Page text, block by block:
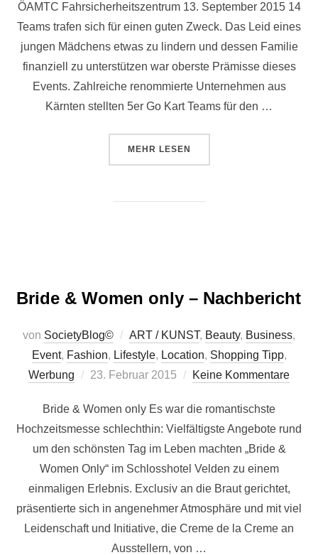
ÖAMTC Fahrsicherheitszentrum 13. September 2015 14
Teams trafen sich für einen guten Zweck. Das Leid eines
jungen Mädchens etwas zu lindern und dessen Familie
finanziell zu unterstützen war oberste Prämisse dieses
Events. Zahlreiche renommierte Unternehmen aus
Kärnten stellten 5er Go Kart Teams für den …
MEHR ÜBER „GO KART CHARITY CUP
LESEN
Bride & Women only – Nachbericht
von SocietyBlog© ART / KUNST, Beauty, Business,
Event, Fashion, Lifestyle, Location, Shopping Tipp,
Werbung
Veröffentlicht
23. Februar 2015 Keine Kommentare
Bride & Women only Es war die romantischste
Hochzeitsmesse schlechthin: Vielfältigste Angebote rund
um den schönsten Tag im Leben machten „Bride &
Women Only“ im Schlosshotel Velden zu einem
einmaligen Erlebnis. Exclusiv an die Braut gerichtet,
präsentierte sich in angenehmer Atmosphäre und mit viel
Leidenschaft und Initiative, die Creme de la Creme an
Ausstellern, von …